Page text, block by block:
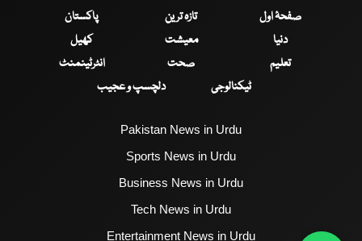
صفحۂ اول تازہ ترین
پاکستان
دنیا
معیشت
کھیل
تعلیم
صحت
انٹرٹینمنٹ
ٹیکنالوجی
دلچسپ و عجیب
Pakistan News in Urdu
Sports News in Urdu
Business News in Urdu
Tech News in Urdu
Entertainment News in Urdu